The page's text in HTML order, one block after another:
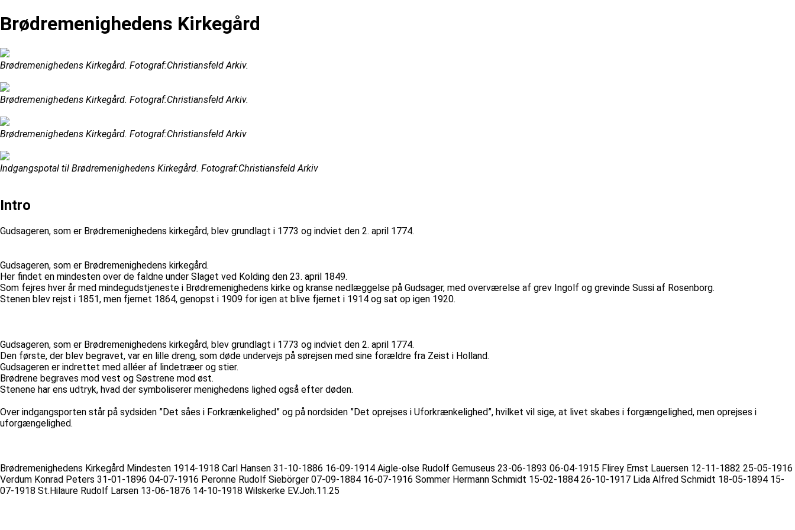
Brødremenighedens Kirkegård
Brødremenighedens Kirkegård. Fotograf:Christiansfeld Arkiv.
Brødremenighedens Kirkegård. Fotograf:Christiansfeld Arkiv.
Brødremenighedens Kirkegård. Fotograf:Christiansfeld Arkiv
Indgangspotal til Brødremenighedens Kirkegård. Fotograf:Christiansfeld Arkiv
Intro
Gudsageren, som er Brødremenighedens kirkegård, blev grundlagt i 1773 og indviet den 2. april 1774.
Gudsageren, som er Brødremenighedens kirkegård.
Her findet en mindesten over de faldne under Slaget ved Kolding den 23. april 1849.
Som fejres hver år med mindegudstjeneste i Brødremenighedens kirke og kranse nedlæggelse på Gudsager, med overværelse af grev Ingolf og grevinde Sussi af Rosenborg.
Stenen blev rejst i 1851, men fjernet 1864, genopst i 1909 for igen at blive fjernet i 1914 og sat op igen 1920.
Gudsageren, som er Brødremenighedens kirkegård, blev grundlagt i 1773 og indviet den 2. april 1774.
Den første, der blev begravet, var en lille dreng, som døde undervejs på sørejsen med sine forældre fra Zeist i Holland.
Gudsageren er indrettet med alléer af lindetræer og stier.
Brødrene begraves mod vest og Søstrene mod øst.
Stenene har ens udtryk, hvad der symboliserer menighedens lighed også efter døden.
Over indgangsporten står på sydsiden ”Det såes i Forkrænkelighed” og på nordsiden ”Det oprejses i Uforkrænkelighed”, hvilket vil sige, at livet skabes i forgængelighed, men oprejses i
uforgængelighed.
Brødremenighedens Kirkegård Mindesten 1914-1918 Carl Hansen 31-10-1886 16-09-1914 Aigle-olse Rudolf Gemuseus 23-06-1893 06-04-1915 Flirey Ernst Lauersen 12-11-1882 25-05-1916
Verdum Konrad Peters 31-01-1896 04-07-1916 Peronne Rudolf Siebörger 07-09-1884 16-07-1916 Sommer Hermann Schmidt 15-02-1884 26-10-1917 Lida Alfred Schmidt 18-05-1894 15-
07-1918 St.Hilaure Rudolf Larsen 13-06-1876 14-10-1918 Wilskerke EV.Joh.11.25